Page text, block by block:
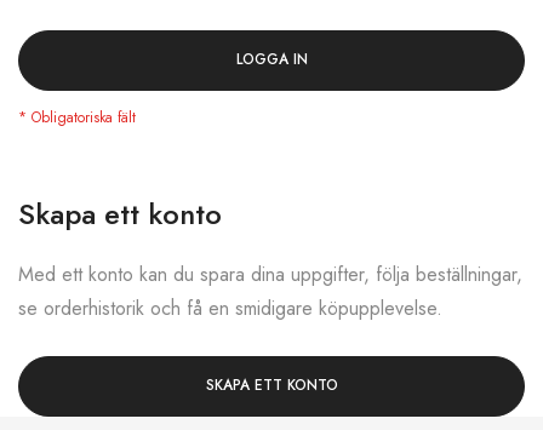
LOGGA IN
Skapa ett konto
Med ett konto kan du spara dina uppgifter, följa beställningar,
se orderhistorik och få en smidigare köpupplevelse.
SKAPA ETT KONTO